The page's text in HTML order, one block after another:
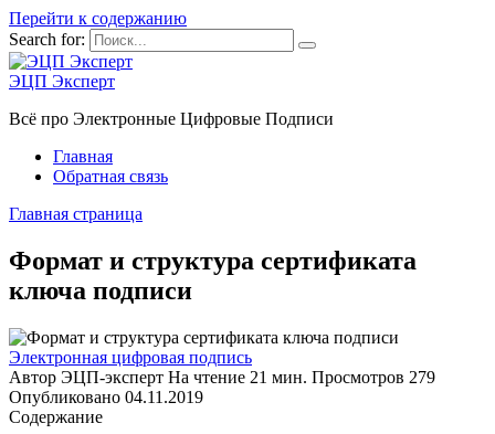
Перейти к содержанию
Search for:
ЭЦП Эксперт
Всё про Электронные Цифровые Подписи
Главная
Обратная связь
Главная страница
Формат и структура сертификата
ключа подписи
Электронная цифровая подпись
Автор ЭЦП-эксперт На чтение 21 мин. Просмотров 279
Опубликовано 04.11.2019
Содержание